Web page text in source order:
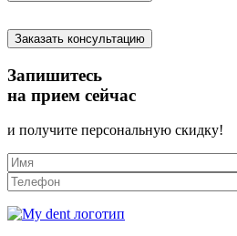
Заказать консультацию
Запишитесь
на прием сейчас
и получите персональную скидку!